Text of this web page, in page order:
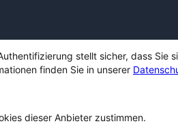
stellt sicher, dass Sie
finden Sie in unserer
dieser Anbieter zustimmen.